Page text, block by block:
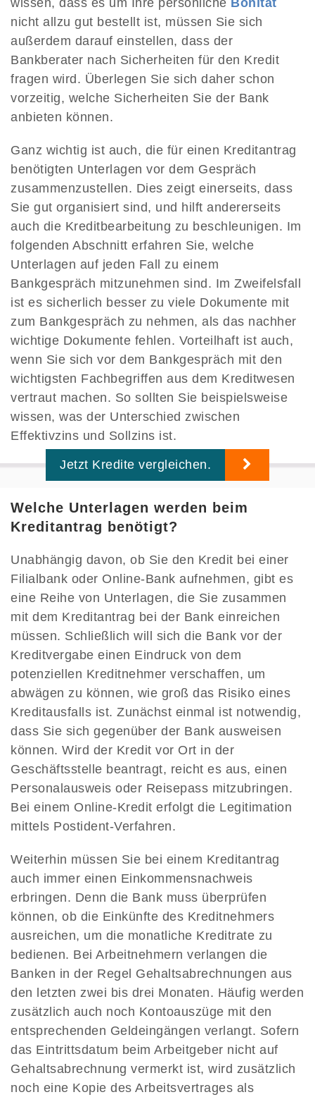
wissen, dass es um Ihre persönliche Bonität
nicht allzu gut bestellt ist, müssen Sie sich
außerdem darauf einstellen, dass der
Bankberater nach Sicherheiten für den Kredit
fragen wird. Überlegen Sie sich daher schon
vorzeitig, welche Sicherheiten Sie der Bank
anbieten können.
Ganz wichtig ist auch, die für einen Kreditantrag
benötigten Unterlagen vor dem Gespräch
zusammenzustellen. Dies zeigt einerseits, dass
Sie gut organisiert sind, und hilft andererseits
auch die Kreditbearbeitung zu beschleunigen. Im
folgenden Abschnitt erfahren Sie, welche
Unterlagen auf jeden Fall zu einem
Bankgespräch mitzunehmen sind. Im Zweifelsfall
ist es sicherlich besser zu viele Dokumente mit
zum Bankgespräch zu nehmen, als das nachher
wichtige Dokumente fehlen. Vorteilhaft ist auch,
wenn Sie sich vor dem Bankgespräch mit den
wichtigsten Fachbegriffen aus dem Kreditwesen
vertraut machen. So sollten Sie beispielsweise
wissen, was der Unterschied zwischen
Effektivzins und Sollzins ist.
Jetzt Kredite vergleichen.
Welche Unterlagen werden beim
Kreditantrag benötigt?
Unabhängig davon, ob Sie den Kredit bei einer
Filialbank oder Online-Bank aufnehmen, gibt es
eine Reihe von Unterlagen, die Sie zusammen
mit dem Kreditantrag bei der Bank einreichen
müssen. Schließlich will sich die Bank vor der
Kreditvergabe einen Eindruck von dem
potenziellen Kreditnehmer verschaffen, um
abwägen zu können, wie groß das Risiko eines
Kreditausfalls ist. Zunächst einmal ist notwendig,
dass Sie sich gegenüber der Bank ausweisen
können. Wird der Kredit vor Ort in der
Geschäftsstelle beantragt, reicht es aus, einen
Personalausweis oder Reisepass mitzubringen.
Bei einem Online-Kredit erfolgt die Legitimation
mittels Postident-Verfahren.
Weiterhin müssen Sie bei einem Kreditantrag
auch immer einen Einkommensnachweis
erbringen. Denn die Bank muss überprüfen
können, ob die Einkünfte des Kreditnehmers
ausreichen, um die monatliche Kreditrate zu
bedienen. Bei Arbeitnehmern verlangen die
Banken in der Regel Gehaltsabrechnungen aus
den letzten zwei bis drei Monaten. Häufig werden
zusätzlich auch noch Kontoauszüge mit den
entsprechenden Geldeingängen verlangt. Sofern
das Eintrittsdatum beim Arbeitgeber nicht auf
Gehaltsabrechnung vermerkt ist, wird zusätzlich
noch eine Kopie des Arbeitsvertrages als